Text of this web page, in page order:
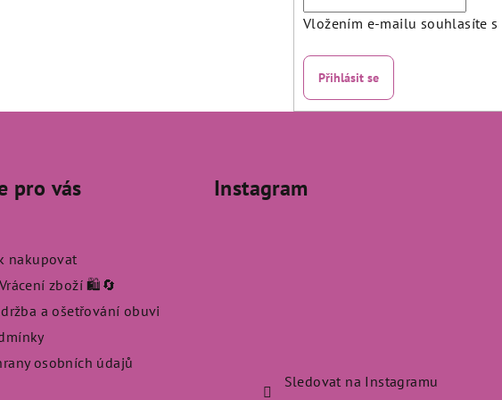
Vložením e-mailu souhlasíte s
Přihlásit se
pro vás
nakupovat
zboží 🛍️🔄
a ošetřování obuvi
osobních údajů
Instagram
Sledovat na Instagramu